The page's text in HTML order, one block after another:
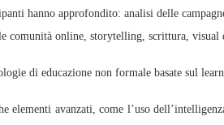
hanno approfondito: analisi delle
comunità online, storytelling, scrittura,
di educazione non formale basate sul
elementi avanzati, come l’uso